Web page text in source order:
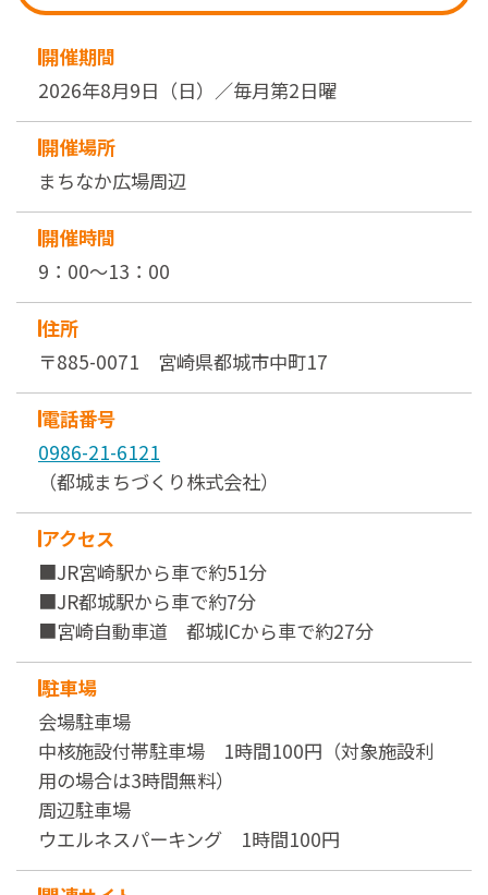
開催期間
2026年8月9日（日）／毎月第2日曜
開催場所
まちなか広場周辺
開催時間
9：00～13：00
住所
〒885-0071 宮崎県都城市中町17
電話番号
0986-21-6121
（都城まちづくり株式会社）
アクセス
■JR宮崎駅から車で約51分
■JR都城駅から車で約7分
■宮崎自動車道 都城ICから車で約27分
駐車場
会場駐車場
中核施設付帯駐車場 1時間100円（対象施設利
用の場合は3時間無料）
周辺駐車場
ウエルネスパーキング 1時間100円